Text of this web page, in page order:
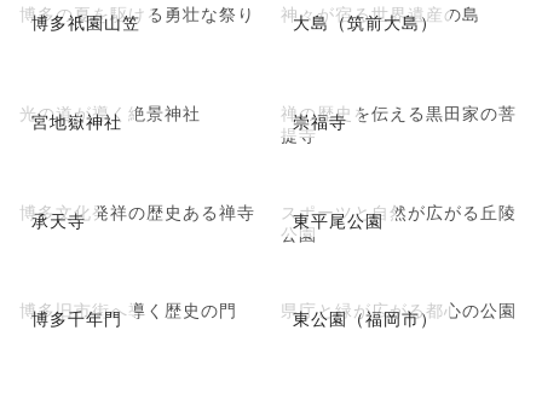
博多祇園山笠
博多の夏を駆ける勇壮な祭り 大島（筑前大島）
神々が宿る世界遺産の島
宮地嶽神社
光の道が導く絶景神社 崇福寺
禅の歴史を伝える黒田家の菩
提寺
承天寺
博多文化発祥の歴史ある禅寺 東平尾公園
スポーツと自然が広がる丘陵
公園
博多千年門
博多旧市街へ導く歴史の門 東公園（福岡市）
県庁と緑が広がる都心の公園